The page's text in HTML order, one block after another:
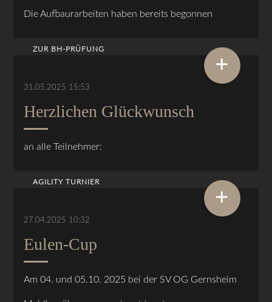
Die Aufbaurarbeiten haben bereits begonnen
ZUR BH-PRÜFUNG
31.05.2025 15:53
Herzlichen Glückwunsch
an alle Teilnehmer:
+
AGILITY TURNIER
27.04.2025 10:32
Eulen-Cup
Am 04. und 05.10. 2025 bei der SV OG Gernsheim
+